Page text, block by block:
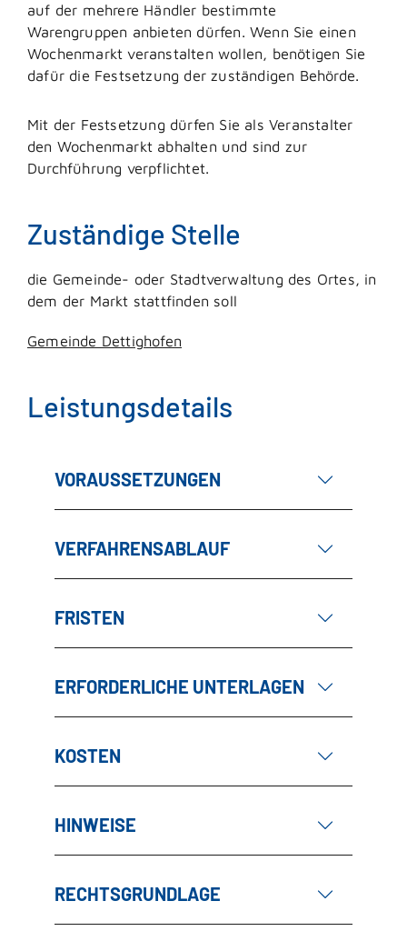
auf der mehrere Händler bestimmte
Warengruppen anbieten dürfen. Wenn Sie einen
Wochenmarkt veranstalten wollen, benötigen Sie
dafür die Festsetzung der zuständigen Behörde.
Mit der Festsetzung dürfen Sie als Veranstalter
den Wochenmarkt abhalten und sind zur
Durchführung verpflichtet.
Zuständige Stelle
die Gemeinde- oder Stadtverwaltung des Ortes, in
dem der Markt stattfinden soll
Gemeinde Dettighofen
Leistungsdetails
VORAUSSETZUNGEN
VERFAHRENSABLAUF
FRISTEN
ERFORDERLICHE UNTERLAGEN
KOSTEN
HINWEISE
RECHTSGRUNDLAGE